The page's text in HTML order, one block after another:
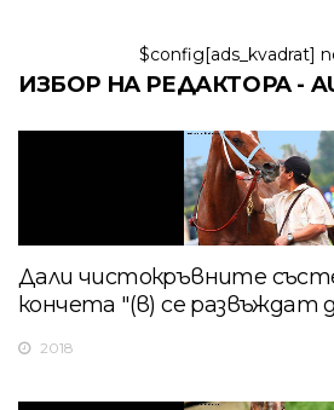
$config[ads_kvadrat]
ИЗБОР НА РЕДАКТОРА -
Дали чистокръвните
кончета "(в) се развъждат
2018